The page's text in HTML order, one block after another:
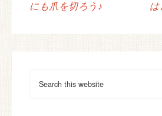
にも爪を切ろう♪
は